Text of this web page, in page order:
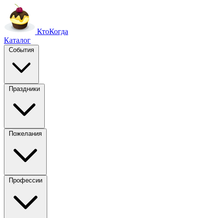
КтоКогда
Каталог
События
Праздники
Пожелания
Профессии